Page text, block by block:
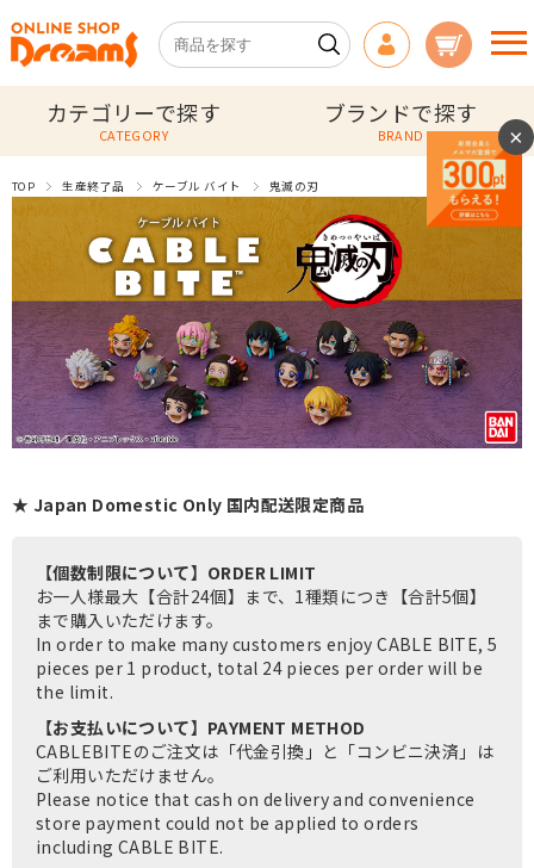
カテゴリーで探す
CATEGORY
ブランドで探す
BRAND
TOP 生産終了品 ケーブル バイト 鬼滅の刃
★ Japan Domestic Only 国内配送限定商品
【個数制限について】ORDER LIMIT
お一人様最大【合計24個】まで、1種類につき【合計5個】
まで購入いただけます。
In order to make many customers enjoy CABLE BITE, 5
pieces per 1 product, total 24 pieces per order will be
the limit.
【お支払いについて】PAYMENT METHOD
CABLEBITEのご注文は「代金引換」と「コンビニ決済」は
ご利用いただけません。
Please notice that cash on delivery and convenience
store payment could not be applied to orders
including CABLE BITE.
×